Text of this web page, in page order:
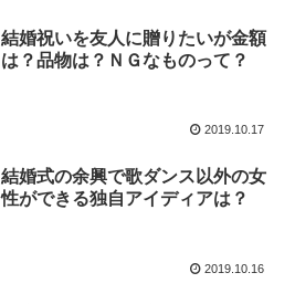
結婚祝いを友人に贈りたいが金額
は？品物は？ＮＧなものって？
2019.10.17
結婚式の余興で歌ダンス以外の女
性ができる独自アイディアは？
2019.10.16